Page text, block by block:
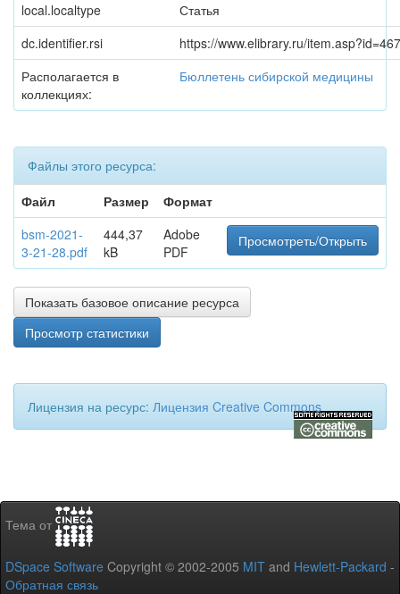
local.localtype
Статья
dc.identifier.rsi
https://www.elibrary.ru/
Располагается в
коллекциях:
Бюллетень сибирской медицины
Файлы этого ресурса:
Файл
Размер
Формат
bsm-2021-
3-21-28.pdf
444,37
kB
Adobe
PDF
Просмотреть/Открыть
Показать базовое описание ресурса
Просмотр статистики
Лицензия на ресурс: Лицензия Creative Commons
Тема от
DSpace Software Copyright © 2002-2005 MIT and Hewlett-Packard -
Обратная связь